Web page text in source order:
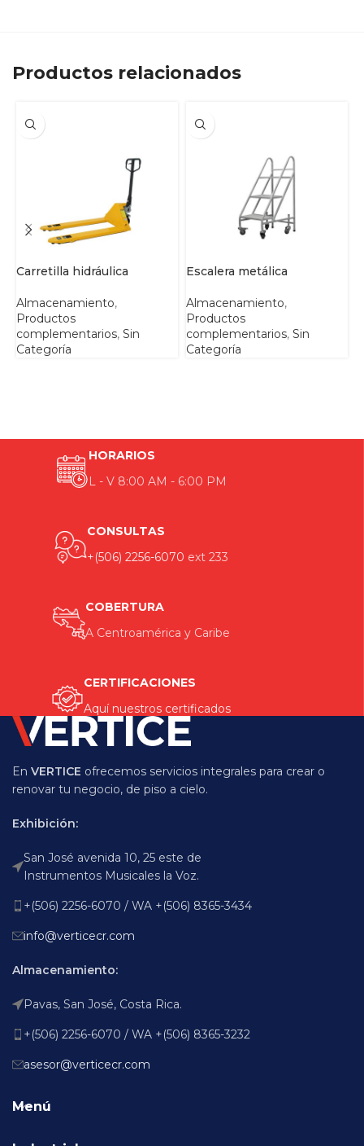
Productos relacionados
Carretilla hidráulica
Almacenamiento,
Productos
complementarios, Sin
Categoría
Escalera metálica
Almacenamiento,
Productos
complementarios, Sin
Categoría
HORARIOS
L - V 8:00 AM - 6:00 PM
CONSULTAS
+(506) 2256-6070 ext 233
COBERTURA
A Centroamérica y Caribe
CERTIFICACIONES
Aquí nuestros certificados
En VERTICE ofrecemos servicios integrales para crear o
renovar tu negocio, de piso a cielo.
Exhibición:
San José avenida 10, 25 este de
Instrumentos Musicales la Voz.
+(506) 2256-6070 / WA +(506) 8365-3434
info@verticecr.com
Almacenamiento:
Pavas, San José, Costa Rica.
+(506) 2256-6070 / WA +(506) 8365-3232
asesor@verticecr.com
Menú